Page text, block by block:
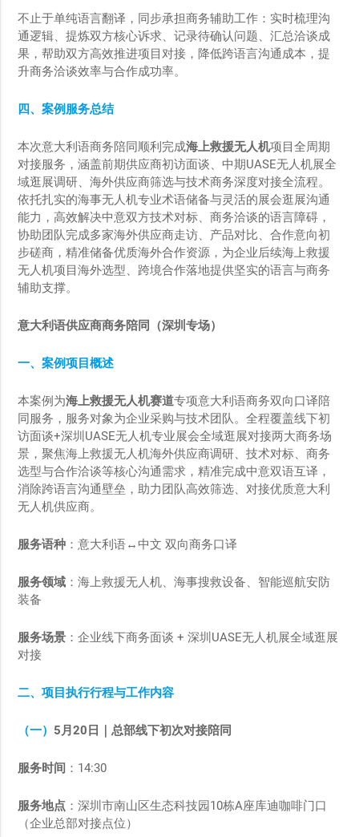
不止于单纯语言翻译，同步承担商务辅助工作：实时梳理沟
通逻辑、提炼双方核心诉求、记录待确认问题、汇总洽谈成
果，帮助双方高效推进项目对接，降低跨语言沟通成本，提
升商务洽谈效率与合作成功率。
四、案例服务总结
本次意大利语商务陪同顺利完成海上救援无人机项目全周期
对接服务，涵盖前期供应商初访面谈、中期UASE无人机展全
域逛展调研、海外供应商筛选与技术商务深度对接全流程。
依托扎实的海事无人机专业术语储备与灵活的展会逛展沟通
能力，高效解决中意双方技术对标、商务洽谈的语言障碍，
协助团队完成多家海外供应商走访、产品对比、合作意向初
步磋商，精准储备优质海外合作资源，为企业后续海上救援
无人机项目海外选型、跨境合作落地提供坚实的语言与商务
辅助支撑。
意大利语供应商商务陪同 （深圳专场）
一、案例项目概述
本案例为海上救援无人机赛道专项意大利语商务双向口译陪
同服务，服务对象为企业采购与技术团队。全程覆盖线下初
访面谈+深圳UASE无人机专业展会全域逛展对接两大商务场
景，聚焦海上救援无人机海外供应商调研、技术对标、商务
选型与合作洽谈等核心沟通需求，精准完成中意双语互译，
消除跨语言沟通壁垒，助力团队高效筛选、对接优质意大利
无人机供应商。
服务语种 ：意大利语↔中文 双向商务口译
服务领域 ：海上救援无人机、海事搜救设备、智能巡航安防
装备
服务场景 ：企业线下商务面谈 + 深圳UASE无人机展全域逛展
对接
二、项目执行行程与工作内容
（一） 5月20 日｜总部线下初次对接陪同
服务时间 ：14:30
服务地点 ：深圳市南山区生态科技园10栋A座库迪咖啡门口
（企业总部对接点位）